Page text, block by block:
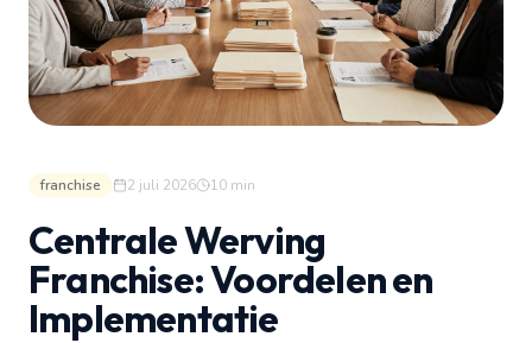
franchise 2 juli 2026 10 min
Centrale Werving
Franchise: Voordelen en
Implementatie